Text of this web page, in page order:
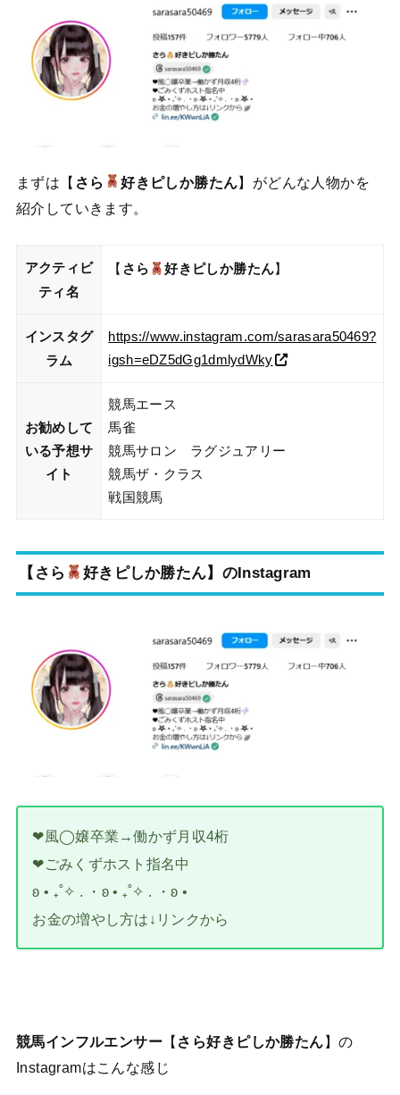
まずは【 さら 好きピしか勝たん】がどんな人物かを
紹介していきます。
アクティビ
ティ名
【 さら 好きピしか勝たん】
インスタグ
ラム
https://www.instagram.com/sarasara50469?
igsh=eDZ5dGg1dmlydWky
お勧めして
いる予想サ
イト
競馬エース
馬雀
競馬サロン ラグジュアリー
競馬ザ・クラス
戦国競馬
【 さら 好きピしか勝たん】のInstagram
❤︎風◯嬢卒業→働かず月収4桁
❤︎ごみくずホスト指名中
ʚ • ₊˚✧ . ・ʚ • ₊˚✧ . ・ʚ •
お金の増やし方は↓リンクから
競馬インフルエンサー 【 さら好きピしか勝たん】の
Instagramはこんな感じ